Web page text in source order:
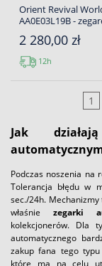
Orient Revival
AA0E03L19B -
2 280,00 zł
12h
1
Jak
Podczas noszenia na
Tolerancja błędu w
sec./24h.
właśniezegarki
kolekcjonerów. Dla
automatycznego
zakup fana tego typu
które ma na celu